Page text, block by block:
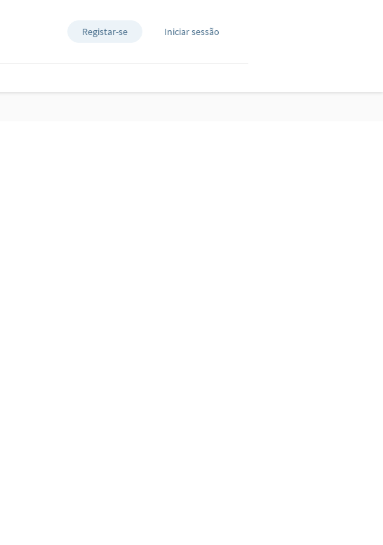
Registar-se Iniciar sessão